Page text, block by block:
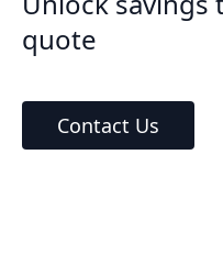
quote
Contact Us